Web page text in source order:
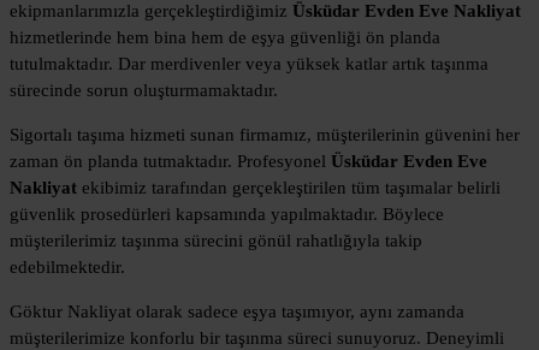
ekipmanlarımızla gerçekleştirdiğimiz Üsküdar Evden Eve Nakliyat
hizmetlerinde hem bina hem de eşya güvenliği ön planda
tutulmaktadır. Dar merdivenler veya yüksek katlar artık taşınma
sürecinde sorun oluşturmamaktadır.
Sigortalı taşıma hizmeti sunan firmamız, müşterilerinin güvenini her
zaman ön planda tutmaktadır. Profesyonel Üsküdar Evden Eve
Nakliyat ekibimiz tarafından gerçekleştirilen tüm taşımalar belirli
güvenlik prosedürleri kapsamında yapılmaktadır. Böylece
müşterilerimiz taşınma sürecini gönül rahatlığıyla takip
edebilmektedir.
Göktur Nakliyat olarak sadece eşya taşımıyor, aynı zamanda
müşterilerimize konforlu bir taşınma süreci sunuyoruz. Deneyimli